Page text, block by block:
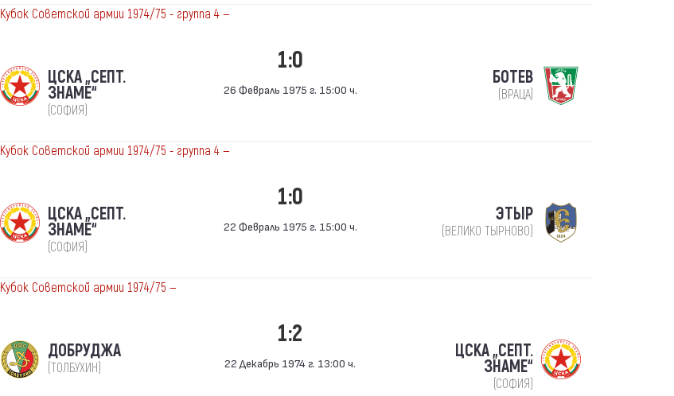
Кубок Советской армии 1974/75 - группа 4 —
ЦСКА „СЕПТ.
ЗНАМЕ“
(СОФИЯ)
1:0
26 Февраль 1975 г. 15:00 ч.
БОТЕВ
(ВРАЦА)
Кубок Советской армии 1974/75 - группа 4 —
ЦСКА „СЕПТ.
ЗНАМЕ“
(СОФИЯ)
1:0
22 Февраль 1975 г. 15:00 ч.
ЭТЫР
(ВЕЛИКО ТЫРНОВО)
Кубок Советской армии 1974/75 —
ДОБРУДЖА
(ТОЛБУХИН)
1:2
22 Декабрь 1974 г. 13:00 ч.
ЦСКА „СЕПТ.
ЗНАМЕ“
(СОФИЯ)